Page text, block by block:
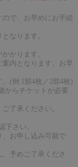
で、お早めにお手続
なります。
かります。
内となります。お早
(例:1部4枚／2部4枚)
からチケットが必要
了承ください。
下さい。
、お申し込み可能で
予めご了承くださ